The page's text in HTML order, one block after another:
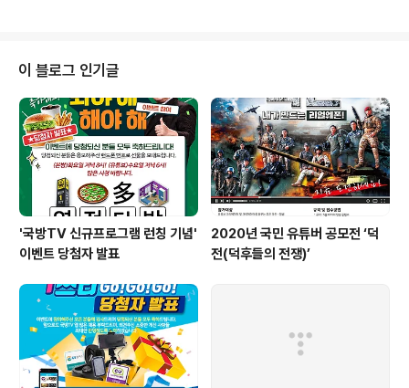
화 부대 전투수행능력 배양에 중점을 둔 혹한기 전술훈련
을 실시한 육군20사단의 전차구난 및 후송훈련장면을 중
점으로 구난전차에 대해 소개해 드리겠습니다. 전장에서
때와 장소를 구분하지 않고 활약해야하는 전차는 야전에서
긴급하게 구난이나 후송, 정비가 필요한 경우가 발생하게
됩니다. 이때 구난전차의 역활이 필요하게 되는데 ..
이 블로그 인기글
'국방TV 신규프로그램 런칭 기념'
이벤트 당첨자 발표
2020년 국민 유튜버 공모전 ‘덕
전(덕후들의 전쟁)’